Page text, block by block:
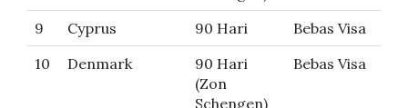
9 Cyprus 90 Hari
Bebas Visa
10
Denmark
90 Hari
(Zon
Schengen)
Bebas Visa